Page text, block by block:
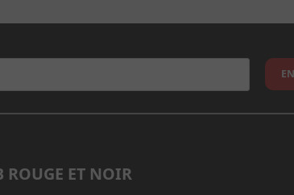
ROUGE ET NOIR